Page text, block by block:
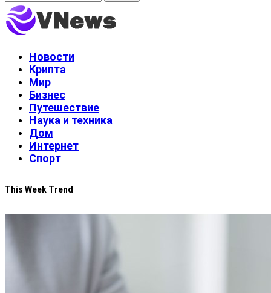
Новости
Крипта
Мир
Бизнес
Путешествие
Наука и техника
Дом
Интернет
Спорт
This Week Trend